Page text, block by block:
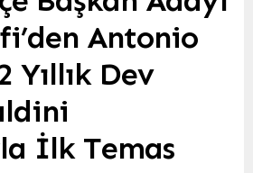
Antonio
Yıllık Dev
İlk Temas